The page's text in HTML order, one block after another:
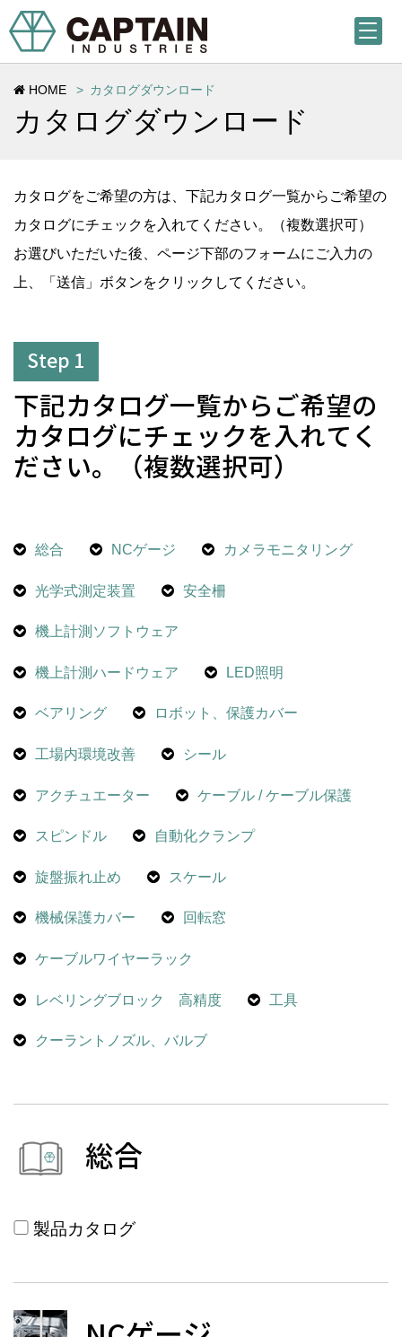
HOME カタログダウンロード
カタログダウンロード
カタログをご希望の方は、下記カタログ一覧からご希望の
カタログにチェックを入れてください。（複数選択可）
お選びいただいた後、ページ下部のフォームにご入力の
上、「送信」ボタンをクリックしてください。
Step 1
下記カタログ一覧からご希望の
カタログにチェックを入れてく
ださい。（複数選択可）
総合 NCゲージ カメラモニタリング
光学式測定装置 安全柵
機上計測ソフトウェア
機上計測ハードウェア LED照明
ベアリング ロボット、保護カバー
工場内環境改善 シール
アクチュエーター ケーブル / ケーブル保護
スピンドル 自動化クランプ
旋盤振れ止め スケール
機械保護カバー 回転窓
ケーブルワイヤーラック
レベリングブロック 高精度 工具
クーラントノズル、バルブ
総合
製品カタログ